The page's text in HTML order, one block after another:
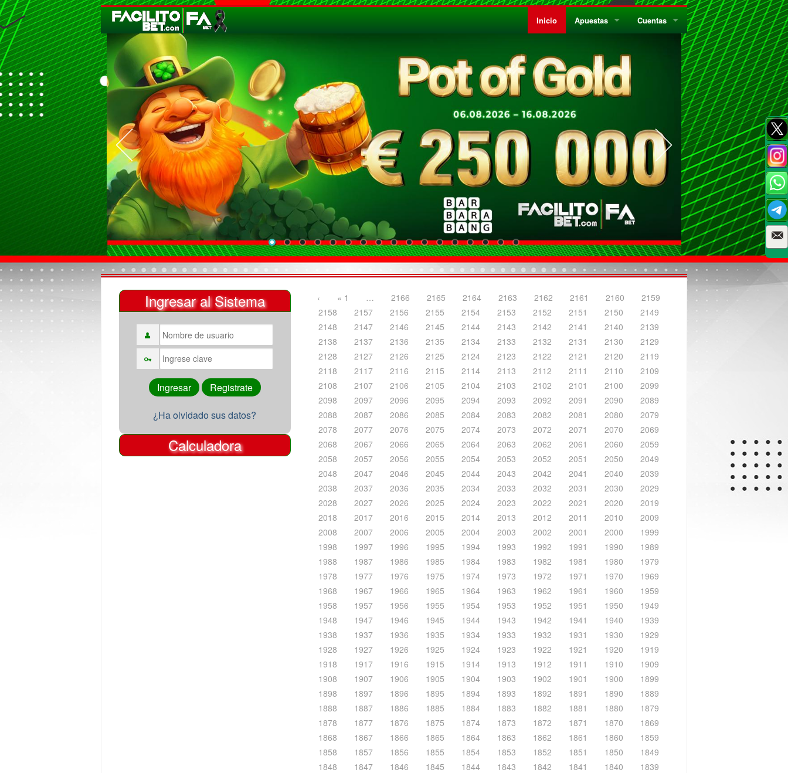
Inicio Apuestas
¿Qué es el Sistema Parley?
Privacidad
Como Jugar Bingo
Cuentas
Preguntas Frecuentes
Reglas Generales
Ingresar al Sistema
¿Ha olvidado sus datos?
Calculadora
‹ « 1 … 2166 2165 2164 2163 2162 2161 2160
2159
2158
2157 2156 2155 2154 2153 2152 2151 2150
2149
2148
2147 2146 2145 2144 2143 2142 2141 2140
2139
2138
2137 2136 2135 2134 2133 2132 2131 2130
2129
2128
2127 2126 2125 2124 2123 2122 2121 2120
2119
2118
2117 2116 2115 2114 2113 2112 2111 2110
2109
2108
2107 2106 2105 2104 2103 2102 2101 2100
2099
2098
2097 2096 2095 2094 2093 2092 2091 2090
2089
2088
2087 2086 2085 2084 2083 2082 2081 2080
2079
2078
2077 2076 2075 2074 2073 2072 2071 2070
2069
2068
2067 2066 2065 2064 2063 2062 2061 2060
2059
2058
2057 2056 2055 2054 2053 2052 2051 2050
2049
2048
2047 2046 2045 2044 2043 2042 2041 2040
2039
2038
2037 2036 2035 2034 2033 2032 2031 2030
2029
2028
2027 2026 2025 2024 2023 2022 2021 2020
2019
2018
2017 2016 2015 2014 2013 2012 2011 2010
2009
2008
2007 2006 2005 2004 2003 2002 2001 2000
1999
1998
1997 1996 1995 1994 1993 1992 1991 1990
1989
1988
1987 1986 1985 1984 1983 1982 1981 1980
1979
1978
1977 1976 1975 1974 1973 1972 1971 1970
1969
1968
1967 1966 1965 1964 1963 1962 1961 1960
1959
1958
1957 1956 1955 1954 1953 1952 1951 1950
1949
1948
1947 1946 1945 1944 1943 1942 1941 1940
1939
1938
1937 1936 1935 1934 1933 1932 1931 1930
1929
1928
1927 1926 1925 1924 1923 1922 1921 1920
1919
1918
1917 1916 1915 1914 1913 1912 1911 1910
1909
1908
1907 1906 1905 1904 1903 1902 1901 1900
1899
1898
1897 1896 1895 1894 1893 1892 1891 1890
1889
1888
1887 1886 1885 1884 1883 1882 1881 1880
1879
1878
1877 1876 1875 1874 1873 1872 1871 1870
1869
1868
1867 1866 1865 1864 1863 1862 1861 1860
1859
1858
1857 1856 1855 1854 1853 1852 1851 1850
1849
1848
1847 1846 1845 1844 1843 1842 1841 1840
1839